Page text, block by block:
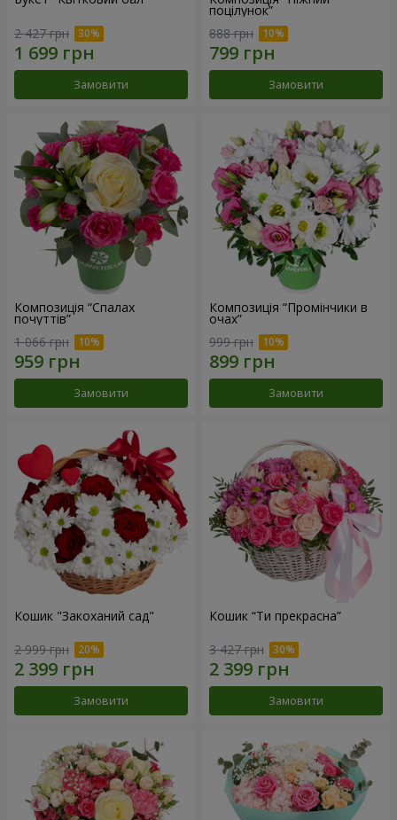
2 427 грн
Замовити
поцілунок”
888 грн
Замовити
Композиція “Спалах
почуттів”
1 066 грн
Замовити
Композиція “Промінчики в
очах”
999 грн
Замовити
Кошик "Закоханий сад"
2 999 грн
Замовити
Кошик “Ти прекрасна”
3 427 грн
Замовити